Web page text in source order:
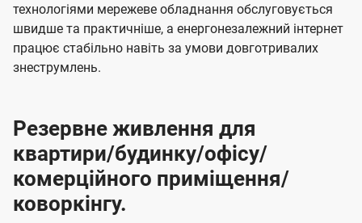
технологіями мережеве обладнання обслуговується
швидше та практичніше, а енергонезалежний інтернет
працює стабільно навіть за умови довготривалих
знеструмлень.
Резервне живлення для
квартири/будинку/офісу/
комерційного приміщення/
коворкінгу.